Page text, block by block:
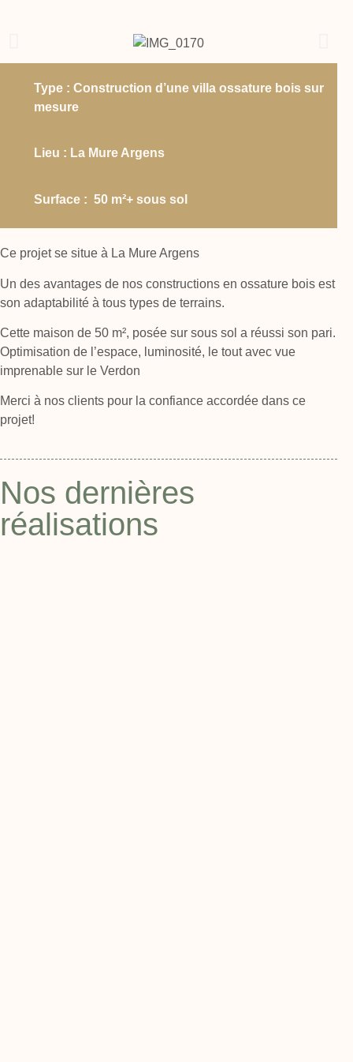
Type : Construction d’une villa ossature bois sur
mesure
Lieu : La Mure Argens
Surface : 50 m²+ sous sol
Ce projet se situe à La Mure Argens
Un des avantages de nos constructions en ossature bois est
son adaptabilité à tous types de terrains.
Cette maison de 50 m², posée sur sous sol a réussi son pari.
Optimisation de l’espace, luminosité, le tout avec vue
imprenable sur le Verdon
Merci à nos clients pour la confiance accordée dans ce
projet!
Nos dernières
réalisations